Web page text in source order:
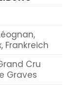
Frankreich
Cru
Graves